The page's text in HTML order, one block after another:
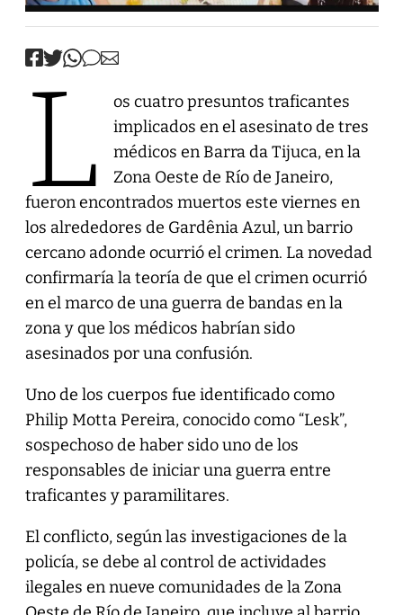
L
os cuatro presuntos traficantes
implicados en el asesinato de tres
médicos en Barra da Tijuca, en la
Zona Oeste de Río de Janeiro,
fueron encontrados muertos este viernes en
los alrededores de Gardênia Azul, un barrio
cercano adonde ocurrió el crimen. La novedad
confirmaría la teoría de que el crimen ocurrió
en el marco de una guerra de bandas en la
zona y que los médicos habrían sido
asesinados por una confusión.
Uno de los cuerpos fue identificado como
Philip Motta Pereira, conocido como “Lesk”,
sospechoso de haber sido uno de los
responsables de iniciar una guerra entre
traficantes y paramilitares.
El conflicto, según las investigaciones de la
policía, se debe al control de actividades
ilegales en nueve comunidades de la Zona